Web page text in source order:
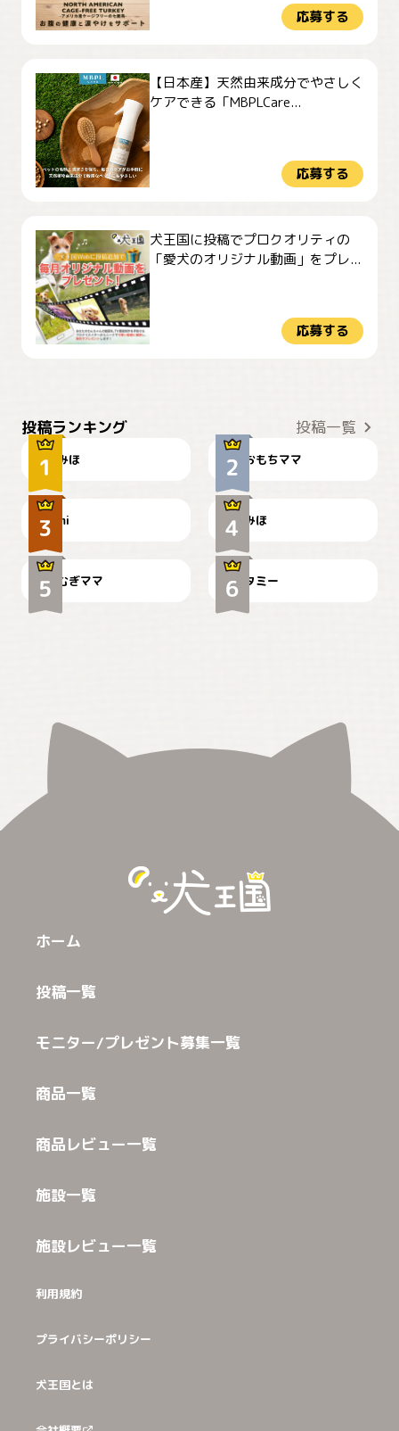
応募する
【日本産】天然由来成分でやさしく
ケアできる「MBPLCare...
応募する
犬王国に投稿でプロクオリティの
「愛犬のオリジナル動画」をプレ...
応募する
投稿ランキング 投稿一覧
みほ おもちママ
可愛い？
mi
見てるぞぉ
みほ
🌻とむぎ！
むぎママ
ドーベルマンのお友達邸に
て
タミー
ホーム
投稿一覧
モニター/プレゼント募集一覧
商品一覧
商品レビュー一覧
施設一覧
施設レビュー一覧
利用規約
プライバシーポリシー
犬王国とは